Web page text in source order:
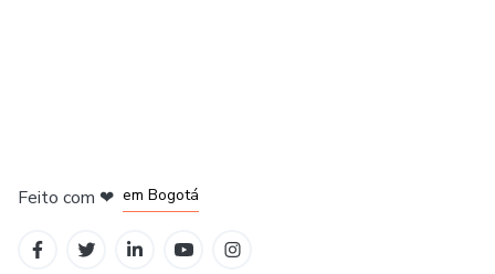
Feito com ❤ em Bogotá